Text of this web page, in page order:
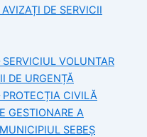
AVIZAȚI DE SERVICII
VOLUNTAR
DE URGENȚĂ
CIVILĂ
GESTIONARE A
SEBEȘ